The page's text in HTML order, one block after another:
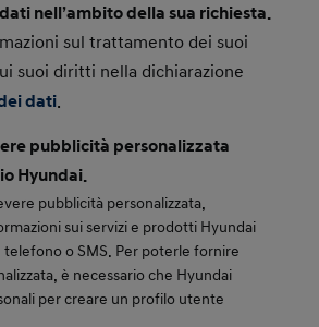
nell’ambito della sua richiesta.
sul trattamento dei suoi
suoi diritti nella dichiarazione
dati.
pubblicità personalizzata
Hyundai.
pubblicità personalizzata,
sui servizi e prodotti Hyundai
telefono o SMS. Per poterle fornire
è necessario che Hyundai
per creare un profilo utente